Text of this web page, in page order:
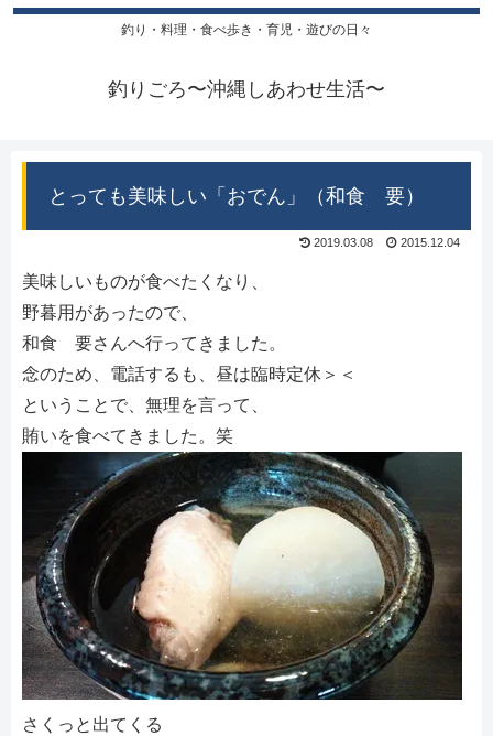
釣り・料理・食べ歩き・育児・遊びの日々
釣りごろ〜沖縄しあわせ生活〜
とっても美味しい「おでん」（和食 要）
2019.03.08 2015.12.04
美味しいものが食べたくなり、
野暮用があったので、
和食 要さんへ行ってきました。
念のため、電話するも、昼は臨時定休＞＜
ということで、無理を言って、
賄いを食べてきました。笑
さくっと出てくる